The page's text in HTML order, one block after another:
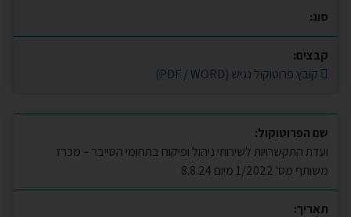
סוג:
קבצים:
קובץ פרוטוקול נגיש (PDF / WORD)
שם הפרוטוקול:
ועדת התקשרויות לשירותי ניהול ופיקוח בתחומי הסייבר – מכרז
משותף מס' 1/2022 מיום 8.8.24
תאריך: